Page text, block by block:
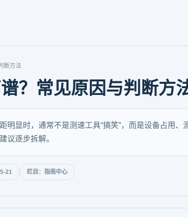
断方法
？常见原因与判断方
明显时，通常不是测速工具“搞笑”，而是设备占用
议逐步拆解。
21 栏目：指南中心